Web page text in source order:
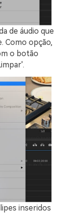
de áudio que
Como opção,
o botão
inseridos